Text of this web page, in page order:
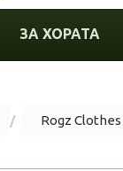
ЗА ХОРАТА
Rogz Clothes